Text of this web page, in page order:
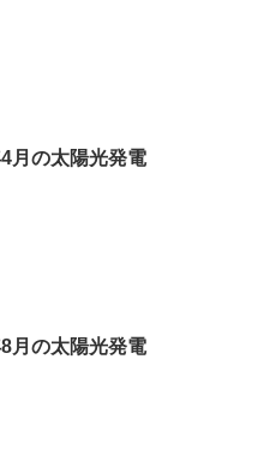
月の太陽光発電
月の太陽光発電